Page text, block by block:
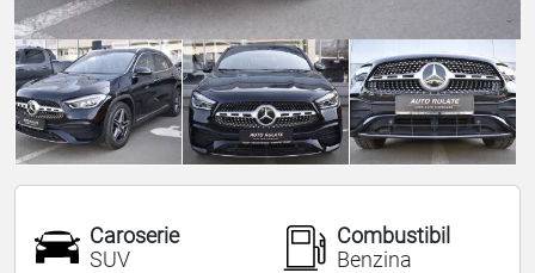
Caroserie
SUV
Combustibil
Benzina